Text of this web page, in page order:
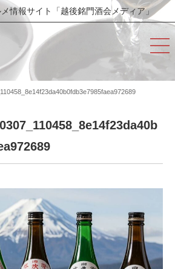
情報サイト「越後銘門酒会メディア」